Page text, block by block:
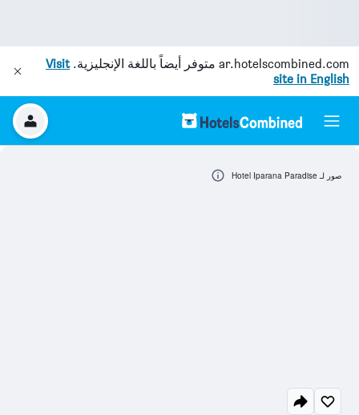
ar.hotelscombined.com متوفر أيضاً باللغة الإنجليزية.Visit
site in English
صور لـ Hotel Iparana Paradise